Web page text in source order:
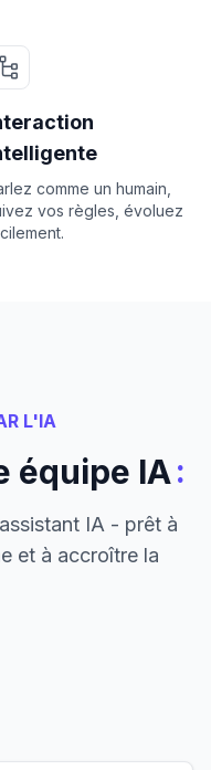
comme un humain,
vos règles, évoluez
L'IA
équipe IA:
IA - prêt à
et à accroître la